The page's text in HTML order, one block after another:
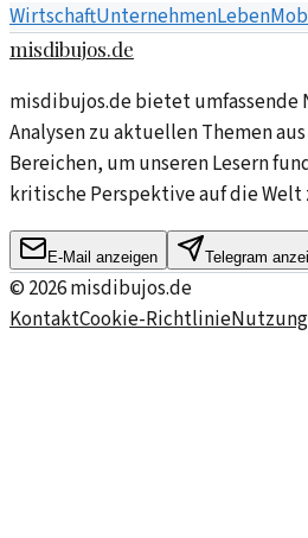
WirtschaftUnternehmenLeben
misdibujos.de
misdibujos.de bietet umfassende
Analysen zu aktuellen Themen
Bereichen, um unseren Lesern
kritische Perspektive auf die Welt
E-Mail anzeigen Telegram
© 2026misdibujos.de
KontaktCookie-Richtlinie